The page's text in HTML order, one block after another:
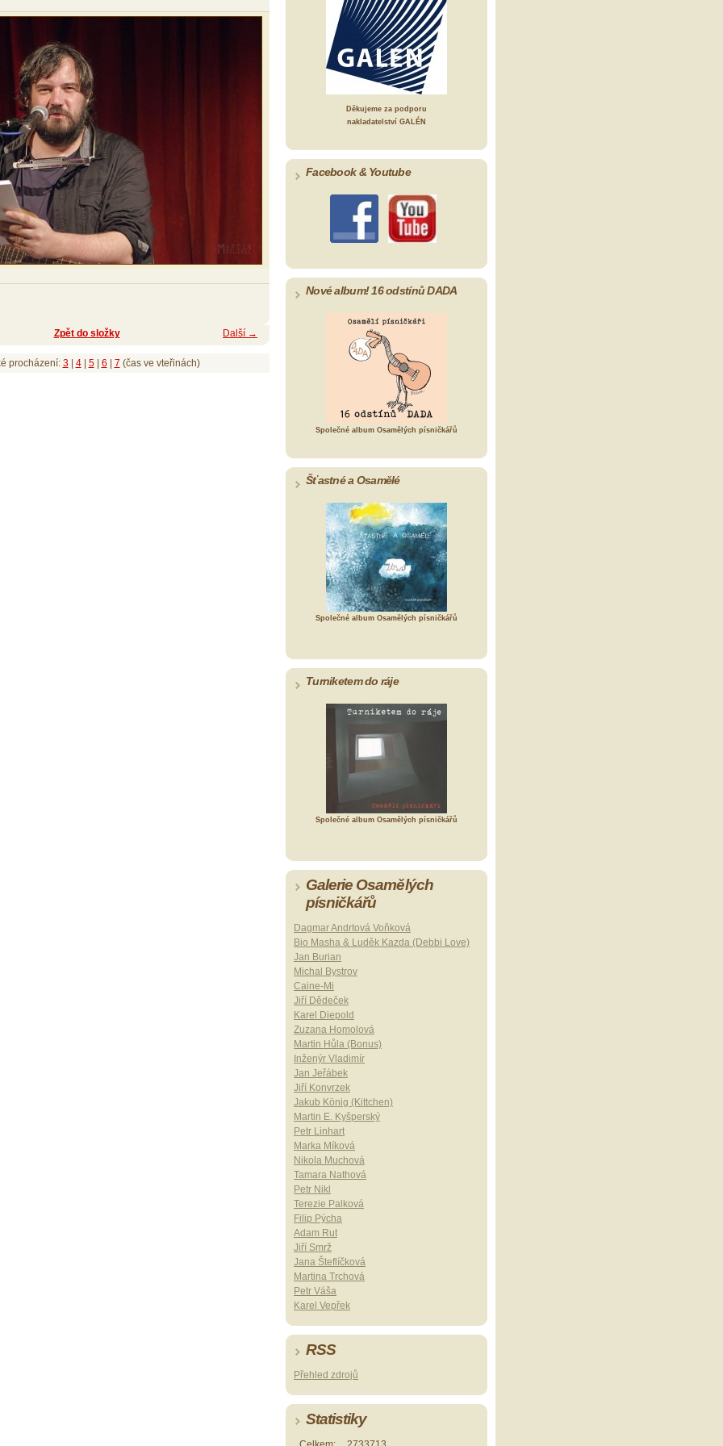
Další →
Zpět do složky
procházení: 3| 4| 5| 6 7 (čas ve vteřinách)
Děkujeme za podporu
nakladatelství GALÉN
Facebook & Youtube
Nové album! 16 odstínů DADA
Společné album Osamělých písničkářů
Šťastné a Osamělé
Společné album Osamělých písničkářů
Turniketem do ráje
Společné album Osamělých písničkářů
Galerie Osamělých
písničkářů
Dagmar Andrtová Voňková
Bio Masha & Luděk Kazda (Debbi Love)
Jan Burian
Michal Bystrov
Caine-Mi
Jiří Dědeček
Karel Diepold
Zuzana Homolová
Martin Hůla (Bonus)
Inženýr Vladimír
Jan Jeřábek
Jiří Konvrzek
Jakub König (Kittchen)
Martin E. Kyšperský
Petr Linhart
Marka Míková
Nikola Muchová
Tamara Nathová
Petr Nikl
Terezie Palková
Filip Pýcha
Adam Rut
Jiří Smrž
Jana Šteflíčková
Martina Trchová
Petr Váša
Karel Vepřek
RSS
Přehled zdrojů
Statistiky